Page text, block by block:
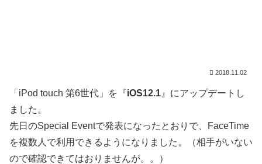
2018.11.02
「iPod touch 第6世代」を『iOS12.1 』にアップデートし
ました。
先日のSpecial Eventで発表になったとおりで、FaceTime
を複数人で利用できるようになりました。（相手がいない
ので確認できてはおりませんが。。）